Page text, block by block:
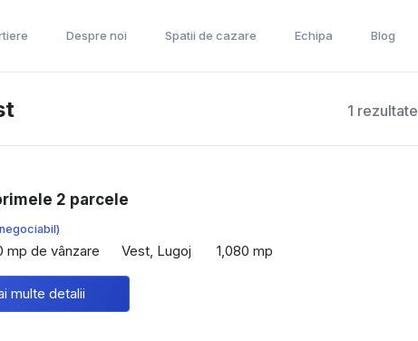
Despre noi Spatii de cazare Echipa Blog
1 rezultate
2 parcele
mp de vânzare Vest, Lugoj 1,080 mp
multe detalii